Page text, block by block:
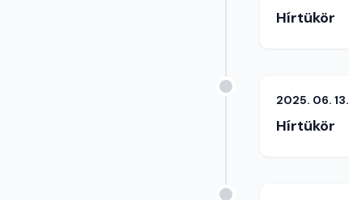
Hírtükör
2025. 06. 13.
Hírtükör